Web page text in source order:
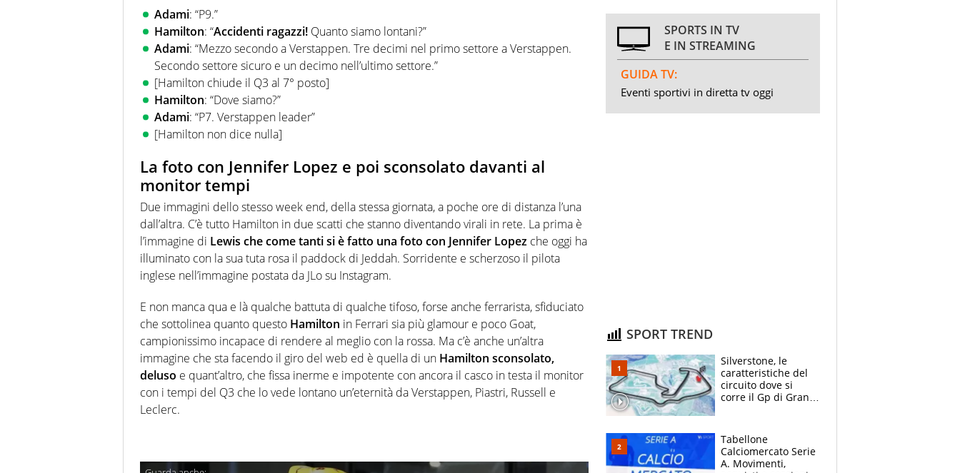
Adami: “P9.”
Hamilton: “Accidenti ragazzi! Quanto siamo lontani?”
Adami: “Mezzo secondo a Verstappen. Tre decimi nel primo settore a Verstappen.
Secondo settore sicuro e un decimo nell’ultimo settore.”
[Hamilton chiude il Q3 al 7° posto]
Hamilton: “Dove siamo?”
Adami: “P7. Verstappen leader”
[Hamilton non dice nulla]
La foto con Jennifer Lopez e poi sconsolato davanti al
monitor tempi
Due immagini dello stesso week end, della stessa giornata, a poche ore di distanza l’una
dall’altra. C’è tutto Hamilton in due scatti che stanno diventando virali in rete. La prima è
l’immagine di Lewis che come tanti si è fatto una foto con Jennifer Lopez che oggi ha
illuminato con la sua tuta rosa il paddock di Jeddah. Sorridente e scherzoso il pilota
inglese nell’immagine postata da JLo su Instagram.
E non manca qua e là qualche battuta di qualche tifoso, forse anche ferrarista, sfiduciato
che sottolinea quanto questo Hamilton in Ferrari sia più glamour e poco Goat,
campionissimo incapace di rendere al meglio con la rossa. Ma c’è anche un’altra
immagine che sta facendo il giro del web ed è quella di un Hamilton sconsolato,
deluso e quant’altro, che fissa inerme e impotente con ancora il casco in testa il monitor
con i tempi del Q3 che lo vede lontano un’eternità da Verstappen, Piastri, Russell e
Leclerc.
SPORTS IN TV
E IN STREAMING
GUIDA TV:
Eventi sportivi in diretta tv oggi
SPORT TREND
Silverstone, le
caratteristiche del
circuito dove si
corre il Gp di Gran
Tabellone
Calciomercato Serie
A. Movimenti,